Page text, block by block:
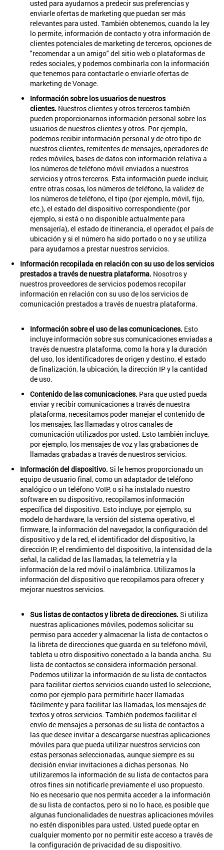
usted para ayudarnos a predecir sus preferencias y
enviarle ofertas de marketing que puedan ser más
relevantes para usted. También obtenemos, cuando la ley
lo permite, información de contacto y otra información de
clientes potenciales de marketing de terceros, opciones de
"recomendar a un amigo" del sitio web o plataformas de
redes sociales, y podemos combinarla con la información
que tenemos para contactarle o enviarle ofertas de
marketing de Vonage.
Información sobre los usuarios de nuestros
clientes. Nuestros clientes y otros terceros también
pueden proporcionarnos información personal sobre los
usuarios de nuestros clientes y otros. Por ejemplo,
podemos recibir información personal y de otro tipo de
nuestros clientes, remitentes de mensajes, operadores de
redes móviles, bases de datos con información relativa a
los números de teléfono móvil enviados a nuestros
servicios y otros terceros. Esta información puede incluir,
entre otras cosas, los números de teléfono, la validez de
los números de teléfono, el tipo (por ejemplo, móvil, fijo,
etc.), el estado del dispositivo correspondiente (por
ejemplo, si está o no disponible actualmente para
mensajería), el estado de itinerancia, el operador, el país de
ubicación y si el número ha sido portado o no y se utiliza
para ayudarnos a prestar nuestros servicios.
Información recopilada en relación con su uso de los servicios
prestados a través de nuestra plataforma. Nosotros y
nuestros proveedores de servicios podemos recopilar
información en relación con su uso de los servicios de
comunicación prestados a través de nuestra plataforma.
Información sobre el uso de las comunicaciones. Esto
incluye información sobre sus comunicaciones enviadas a
través de nuestra plataforma, como la hora y la duración
del uso, los identificadores de origen y destino, el estado
de finalización, la ubicación, la dirección IP y la cantidad
de uso.
Contenido de las comunicaciones. Para que usted pueda
enviar y recibir comunicaciones a través de nuestra
plataforma, necesitamos poder manejar el contenido de
los mensajes, las llamadas y otros canales de
comunicación utilizados por usted. Esto también incluye,
por ejemplo, los mensajes de voz y las grabaciones de
llamadas grabadas a través de nuestros servicios.
Información del dispositivo. Si le hemos proporcionado un
equipo de usuario final, como un adaptador de teléfono
analógico o un teléfono VoIP, o si ha instalado nuestro
software en su dispositivo, recopilamos información
específica del dispositivo. Esto incluye, por ejemplo, su
modelo de hardware, la versión del sistema operativo, el
firmware, la información del navegador, la configuración del
dispositivo y de la red, el identificador del dispositivo, la
dirección IP, el rendimiento del dispositivo, la intensidad de la
señal, la calidad de las llamadas, la telemetría y la
información de la red móvil o inalámbrica. Utilizamos la
información del dispositivo que recopilamos para ofrecer y
mejorar nuestros servicios.
Sus listas de contactos y libreta de direcciones. Si utiliza
nuestras aplicaciones móviles, podemos solicitar su
permiso para acceder y almacenar la lista de contactos o
la libreta de direcciones que guarda en su teléfono móvil,
tableta u otro dispositivo conectado a la banda ancha. Su
lista de contactos se considera información personal.
Podemos utilizar la información de su lista de contactos
para facilitar ciertos servicios cuando usted lo seleccione,
como por ejemplo para permitirle hacer llamadas
fácilmente y para facilitar las llamadas, los mensajes de
textos y otros servicios. También podemos facilitar el
envío de mensajes a personas de su lista de contactos a
las que desee invitar a descargarse nuestras aplicaciones
móviles para que pueda utilizar nuestros servicios con
estas personas seleccionadas, aunque siempre es su
decisión enviar invitaciones a dichas personas. No
utilizaremos la información de su lista de contactos para
otros fines sin notificarle previamente el uso propuesto.
No es necesario que nos permita acceder a la información
de su lista de contactos, pero si no lo hace, es posible que
algunas funcionalidades de nuestras aplicaciones móviles
no estén disponibles para usted. Usted puede optar en
cualquier momento por no permitir este acceso a través de
la configuración de privacidad de su dispositivo.